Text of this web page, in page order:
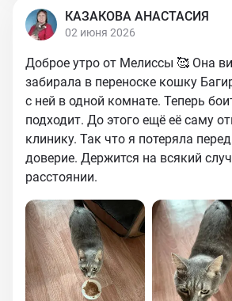
КАЗАКОВА АНАСТАСИЯ
02 июня 2026
Доброе утро от Мелиссы 🥰 Она
забирала в переноске кошку
с ней в одной комнате. Теперь
подходит. До этого ещё её саму
клинику. Так что я потеряла
доверие. Держится на всякий
расстоянии.